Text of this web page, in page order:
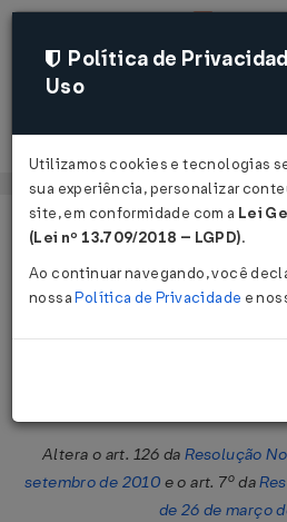
Página Inicial Legislações
Resolução
Altera o art. 126 daResolução
setembro de 2010 e o art. 7º da
de 26 de março
Política de
Uso
Utilizamos cookies e tecnologias
sua experiência, personalizar
site, em conformidade com a Lei
(Lei nº 13.709/2018 – LGPD).
Ao continuar navegando, você
nossaPolítica de Privacidade e